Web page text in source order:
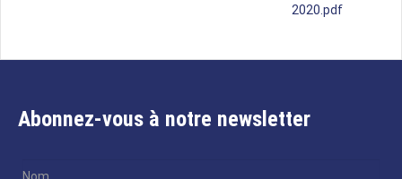
2020.pdf
Abonnez-vous à notre newsletter